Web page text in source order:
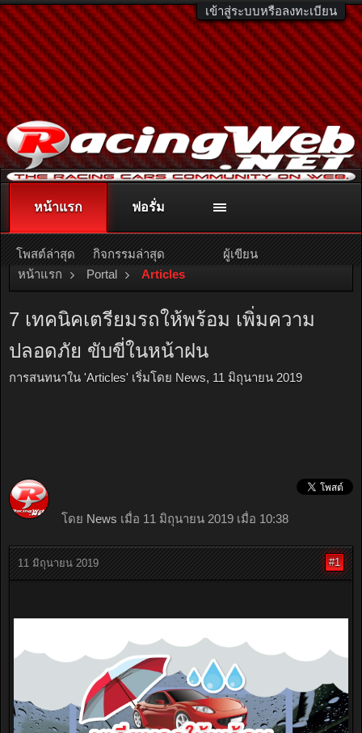
เข้าสู่ระบบหรือลงทะเบียน
ติดต่อลงโฆษณา racingweb@gmail.comหรือโทร. 081-811-1138
หรืออ่านรายละเอียดเพิ่มเติม คลิกที่นี่
หน้าแรก Portal Articles
7 เทคนิคเตรียมรถให้พร้อม เพิ่มความ
ปลอดภัย ขับขี่ในหน้าฝน
การสนทนาใน 'Articles' เริ่มโดย News, 11 มิถุนายน 2019
โดย News เมื่อ 11 มิถุนายน 2019 เมื่อ 10:38
11 มิถุนายน 2019 #1
หน้าแรก
โพสต์ล่าสุด กิจกรรมล่าสุด ผู้เขียน
ฟอรั่ม